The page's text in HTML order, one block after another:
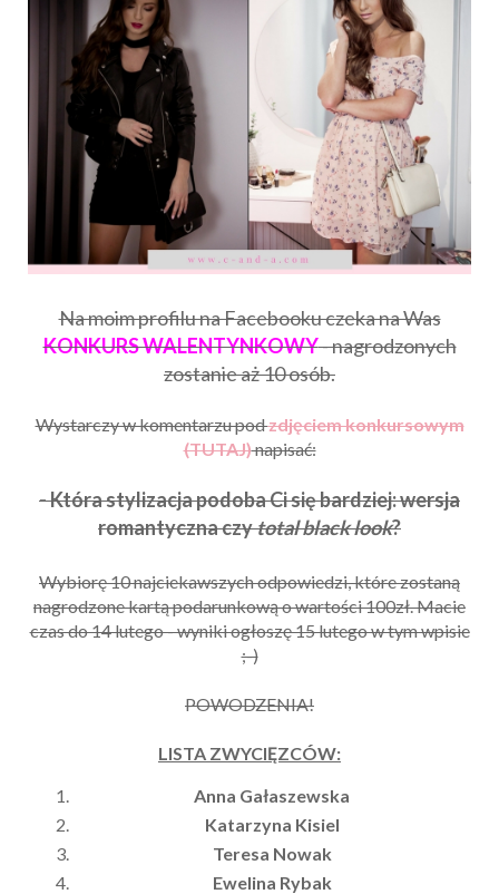
Na moim profilu na Facebooku czeka na Was
KONKURS WALENTYNKOWY- nagrodzonych
zostanie aż 10 osób.
Wystarczy w komentarzu podzdjęciem konkursowym
(TUTAJ)napisać:
- Która stylizacja podoba Ci się bardziej: wersja
romantyczna czytotal black look?
Wybiorę 10 najciekawszych odpowiedzi, które zostaną
nagrodzone kartą podarunkową o wartości 100zł. Macie
czas do 14 lutego - wyniki ogłoszę 15 lutego w tym wpisie
;-)
POWODZENIA!
LISTA ZWYCIĘZCÓW:
Anna Gałaszewska
Katarzyna Kisiel
Teresa Nowak
Ewelina Rybak